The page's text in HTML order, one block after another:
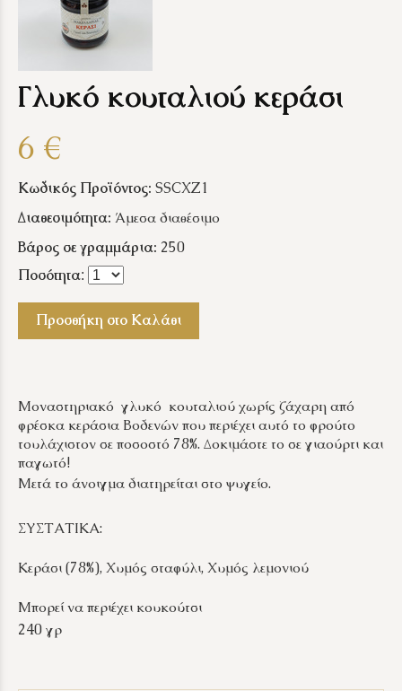
Γλυκό κουταλιού κεράσι
6 €
Κωδικός Προϊόντος: SSCXZ1
Διαθεσιμότητα: Άμεσα διαθέσιμο
Βάρος σε γραμμάρια: 250
Ποσότητα:
Προσθήκη στο Καλάθι
Μοναστηριακό γλυκό κουταλιού χωρίς ζάχαρη από
φρέσκα κεράσια Βοδενών που περιέχει αυτό το φρούτο
τουλάχιστον σε ποσοστό 78%. Δοκιμάστε το σε γιαούρτι και
παγωτό!
Μετά το άνοιγμα διατηρείται στο ψυγείο.
ΣΥΣΤΑΤΙΚΑ:
Κεράσι (78%), Χυμός σταφύλι, Χυμός λεμονιού
Μπορεί να περιέχει κουκούτσι
240 γρ